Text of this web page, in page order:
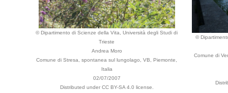
© Dipartimento di Scienze della Vita, Università degli Studi di
Trieste
Andrea Moro
Comune di Stresa, spontanea sul lungolago, VB, Piemonte,
Italia
02/07/2007
Distributed under CC BY-SA 4.0 license.
©
Comune di